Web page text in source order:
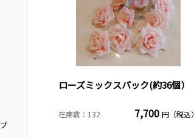
ローズミックスパック(約36個）
在庫数：132 7,700 円（税込）